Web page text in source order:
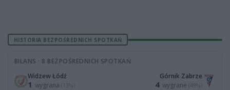
HISTORIA BEZPOŚREDNICH SPOTKAŃ
BILANS · 8 BEZPOŚREDNICH SPOTKAŃ
Widzew Łódź
1 wygrana (13%)
Górnik Zabrze
4 wygrane (49%)